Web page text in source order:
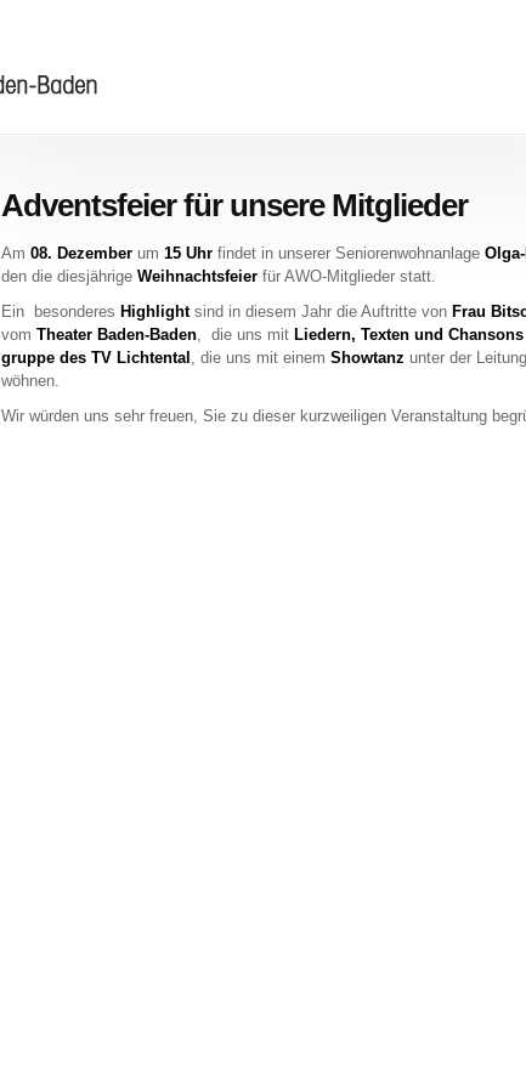
Adventsfeier für unsere Mitglieder
Am 08. De­zem­ber um 15 Uhr fin­det in un­se­rer Se­nio­ren­wohn­an­la­ge
den die dies­jäh­ri­ge Weih­nachts­fei­er für AWO-Mit­glie­der statt.
Ein be­son­de­res High­lightsind in die­sem Jahr die Auf­trit­te von Frau
vom Thea­ter Ba­den-Ba­den, die uns mit Lie­dern, Tex­ten und Chan­sons
grup­pe des TV Lich­ten­tal , die uns mit einem Show­tanz unter der
wöh­nen.
Wir wür­den uns sehr freu­en, Sie zu die­ser kurz­wei­li­gen Ver­an­stal­tung